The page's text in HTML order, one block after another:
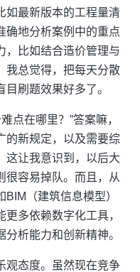
如最新版本的工程量清
确地分析案例中的重点
，比如结合造价管理与
我总觉得，把每天分散
刷题效果好多了。
点在哪里？”答案嘛，
的新规定，以及需要综
这让我意识到，以后大
很容易掉队。而且，从
（建筑信息模型）
多依赖数字化工具，
析能力和创新精神。
观态度。虽然现在竞争